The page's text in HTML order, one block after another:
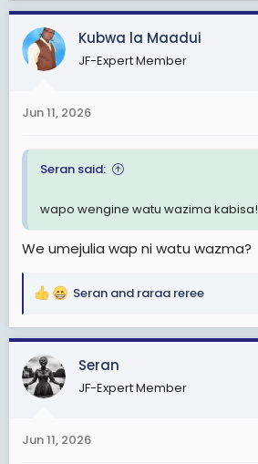
a
c
t
i
s
Kubwa la Maadui
JF-Expert Member
Jun 11, 2026
Seran said:
wapo wengine watu wazima kabisa!
We umejulia wap ni watu wazma?
R
a
c
t
i
s
Seran and raraa reree
Seran
JF-Expert Member
Jun 11, 2026